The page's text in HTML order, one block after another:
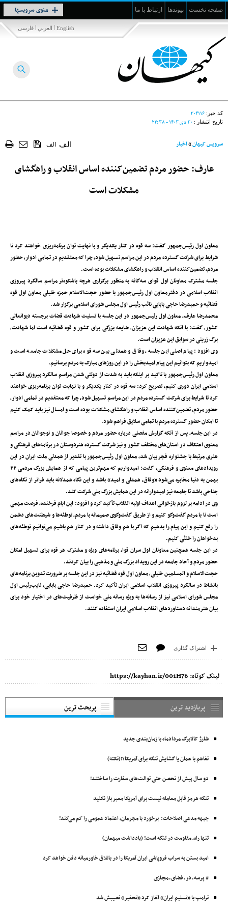
صفحه نخست پیوندها ارتباط با ما منوی سرویسها
Toggle
navigation
فارسی | العربي | English
کد خبر: ۳۰۴۱۱۶
تاریخ انتشار : ۳۰ دی ۱۴۰۳ - ۲۲:۳۸
سرویس کیهان»اخبار الف الف
عارف: حضور مردم تضمین‌کننده اساس انقلاب و راهگشای
مشکلات است
معاون اول رئیس‌جمهور گفت: سه قوه در کنار یکدیگر و با نهایت توان برنامه‌ریزی خواهند کرد تا
شرایط برای شرکت گسترده مردم در این مراسم تسهیل شود، چرا که معتقدیم در تمامی ادوار، حضور
مردم، تضمین‌کننده اساس انقلاب و راهگشای مشکلات بوده است.
جلسه مشترک معاونان اول قوای سه‌گانه به منظور برگزاری هرچه باشکوه‌تر مراسم سالگرد پیروزی
انقلاب اسلامی ‌در دفترمعاون اول رئیس‌جمهور با حضور حجت‌الاسلام حمزه خلیلی معاون اول قوه
قضائیه و حمیدرضا حاجی بابایی نائب رئیس اول مجلس شورای اسلامی برگزار شد.
محمدرضا عارف، معاون اول رئیس‌جمهور در این جلسه با تسلیت شهادت قضات برجسته دیوانعالی
کشور، گفت: با آنکه شهادت این عزیزان، ضایعه بزرگی برای کشور و قوه قضائیه است‌ اما شهادت،
برگ زرینی در سوابق این عزیزان است.
وی افزود: پیام اصلی این جلسه، وفاق و همدلی بین سه قوه برای حل مشکلات جامعه است و
امیدواریم که بتوانیم این پیام امیدبخش را در این روزهای مبارک به مردم برسانیم.
معاون اول رئیس‌جمهور ‌با تاکید بر اینکه باید به شدت از دولتی شدن مراسم سالگرد پیروزی انقلاب
اسلامی ایران دوری کنیم، تصریح کرد: سه قوه در کنار یکدیگر و با نهایت توان برنامه‌ریزی خواهند
کرد تا شرایط برای شرکت گسترده مردم در این مراسم تسهیل شود، چرا که معتقدیم در تمامی ادوار،
حضور مردم، تضمین‌کننده اساس انقلاب و راهگشای مشکلات بوده است و امسال نیز باید کمک کنیم
تا امکان حضور گسترده مردم با تمامی سلایق فراهم شود.
در این جلسه، پس از آنکه گزارش مفصلی درباره حضور مردم و خصوصا جوانان و نوجوانان در مراسم
معنوی اعتکاف در استان‌های مختلف کشور و نیز شرکت گسترده هنردوستان در برنامه‌های فرهنگی و
هنری مرتبط با جشنواره فجر بیان شد، معاون اول رئیس‌جمهور با تقدیر از همدلی ملت ایران در این
رویدادهای معنوی و فرهنگی، گفت: امیدواریم که ‌مهم‌ترین پیامی که از همایش بزرگ مردمی ۲۲
بهمن‌ به دنیا مخابره می‌شود ‌«وفاق، همدلی و امید» باشد و این نگاه همدلانه باید فراتر از نگاه‌های
جناحی باشد تا جامعه نیز امیدوارانه در این همایش بزرگ ملی شرکت کند.
وی در ادامه بر لزوم بازخوانی اهداف اولیه انقلاب تأکید کرد و افزود: این ایام فرخنده، فرصت مهمی
است تا با مردم گفت‌وگو کنیم و از طریق گفت‌وگوی صمیمانه با مردم، توطئه‌ها و شیطنت‌های دشمن
را رفع کنیم و این پیام را بدهیم که اگر با هم وفاق داشته و در کنار هم باشیم می‌توانیم توطئه‌های
بدخواهان را خنثی کنیم.
در این جلسه همچنین معاونان اول سران قوا، برنامه‌های ویژه و مشترک هر قوه برای تسهیل امکان
حضور مردم و آحاد جامعه در این رویداد بزرگ ملی و مذهبی را بیان کردند.
حجت‌الاسلام و المسلمین خلیلی، معاون اول قوه قضائیه نیز در این جلسه بر ضرورت تدوین برنامه‌های
بانشاط در سالگرد پیروزی انقلاب اسلامی ایران تأکید کرد. حمیدرضا حاجی بابایی، نایب‌رئیس اول
مجلس شورای اسلامی نیز از رسانه‌ها به ویژه رسانه ملی خواست از ظرفیت‌های در اختیار خود برای
بیان هنرمندانه دستاوردهای انقلاب اسلامی ایران استفاده کنند.
اشتراک گذاری
لینک کوتاه: https://kayhan.ir/001H76
پربازدید ترین پربحث ترین
شارژ کالابرگ مردادماه با زمان‌بندی جدید
تفاهم با عمان یا گشایش تنگه برای آمریکا؟!(نکته)
دو سال پیش از تحصن حتی توالت‌های سفارت را ساختند!
تنگه هرمز قابل معامله نیست برای آمریکا معبر باز نکنید
جبهه مدعی اصلاحات: برخورد با مجرمان، اعتماد عمومی را کم می‌کند!
تنها راه، مقاومت در تنگه است! (یادداشت میهمان)
امید بستن به سراب فروپاشی ایران آمریکا را در باتلاق خاورمیانه دفن خواهد کرد
# پرسه ـ در ـ فضای ـ مجـازی
ترامپ با «تسلیم ایران» آغاز کرد «تحقیر» نصیبش شد